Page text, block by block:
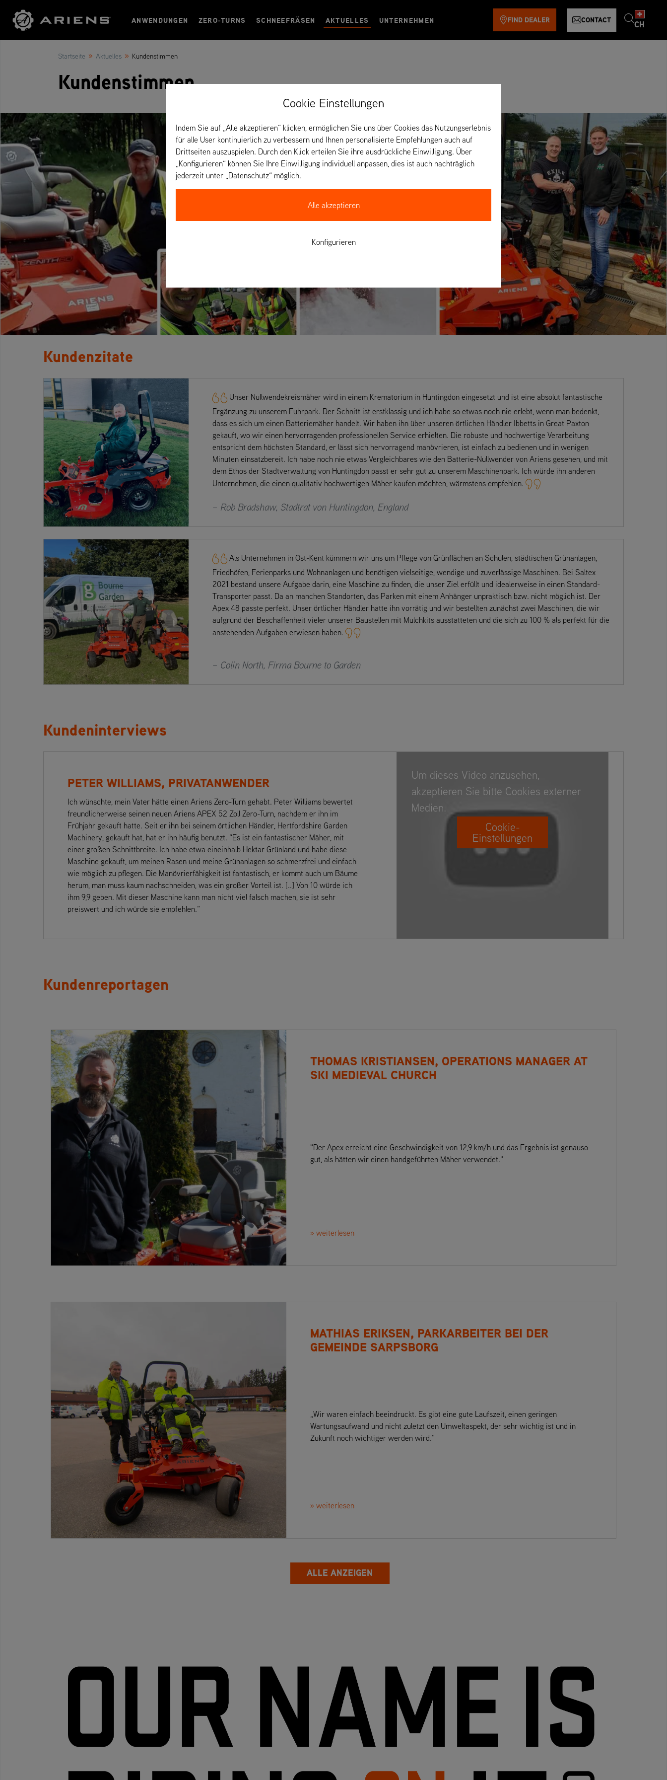
ANWENDUNGEN ZERO-TURNS SCHNEEFRÄSEN AKTUELLES UNTERNEHMEN FIND DEALER CONTACT CH
Startseite » Aktuelles » Kundenstimmen
Kundenstimmen
Kundenzitate
Unser Nullwendekreismäher wird in einem Krematorium in Huntingdon eingesetzt und ist eine absolut fantastische
Ergänzung zu unserem Fuhrpark. Der Schnitt ist erstklassig und ich habe so etwas noch nie erlebt, wenn man bedenkt,
dass es sich um einen Batteriemäher handelt. Wir haben ihn über unseren örtlichen Händler Ibbetts in Great Paxton
gekauft, wo wir einen hervorragenden professionellen Service erhielten. Die robuste und hochwertige Verarbeitung
entspricht dem höchsten Standard, er lässt sich hervorragend manövrieren, ist einfach zu bedienen und in wenigen
Minuten einsatzbereit. Ich habe noch nie etwas Vergleichbares wie den Batterie-Nullwender von Ariens gesehen, und mit
dem Ethos der Stadtverwaltung von Huntingdon passt er sehr gut zu unserem Maschinenpark. Ich würde ihn anderen
Unternehmen, die einen qualitativ hochwertigen Mäher kaufen möchten, wärmstens empfehlen.
– Rob Bradshaw, Stadtrat von Huntingdon, England
Als Unternehmen in Ost-Kent kümmern wir uns um Pflege von Grünflächen an Schulen, städtischen Grünanlagen,
Friedhöfen, Ferienparks und Wohnanlagen und benötigen vielseitige, wendige und zuverlässige Maschinen. Bei Saltex
2021 bestand unsere Aufgabe darin, eine Maschine zu finden, die unser Ziel erfüllt und idealerweise in einen Standard-
Transporter passt. Da an manchen Standorten, das Parken mit einem Anhänger unpraktisch bzw. nicht möglich ist. Der
Apex 48 passte perfekt. Unser örtlicher Händler hatte ihn vorrätig und wir bestellten zunächst zwei Maschinen, die wir
aufgrund der Beschaffenheit vieler unserer Baustellen mit Mulchkits ausstatteten und die sich zu 100 % als perfekt für die
anstehenden Aufgaben erwiesen haben.
– Colin North, Firma Bourne to Garden
Kundeninterviews
Um dieses Video anzusehen,
akzeptieren Sie bitte Cookies externer
Medien.
Cookie-
Einstellungen
PETER WILLIAMS, PRIVATANWENDER
Ich wünschte, mein Vater hätte einen Ariens Zero-Turn gehabt. Peter Williams bewertet
freundlicherweise seinen neuen Ariens APEX 52 Zoll Zero-Turn, nachdem er ihn im
Frühjahr gekauft hatte. Seit er ihn bei seinem örtlichen Händler, Hertfordshire Garden
Machinery, gekauft hat, hat er ihn häufig benutzt. “Es ist ein fantastischer Mäher, mit
einer großen Schnittbreite. Ich habe etwa eineinhalb Hektar Grünland und habe diese
Maschine gekauft, um meinen Rasen und meine Grünanlagen so schmerzfrei und einfach
wie möglich zu pflegen. Die Manövrierfähigkeit ist fantastisch, er kommt auch um Bäume
herum, man muss kaum nachschneiden, was ein großer Vorteil ist. [..] Von 10 würde ich
ihm 9,9 geben. Mit dieser Maschine kann man nicht viel falsch machen, sie ist sehr
preiswert und ich würde sie empfehlen.“
Kundenreportagen
THOMAS KRISTIANSEN, OPERATIONS MANAGER AT
SKI MEDIEVAL CHURCH
"Der Apex erreicht eine Geschwindigkeit von 12,9 km/h und das Ergebnis ist genauso
gut, als hätten wir einen handgeführten Mäher verwendet."
» weiterlesen
MATHIAS ERIKSEN, PARKARBEITER BEI DER
GEMEINDE SARPSBORG
„Wir waren einfach beeindruckt. Es gibt eine gute Laufszeit, einen geringen
Wartungsaufwand und nicht zuletzt den Umweltaspekt, der sehr wichtig ist und in
Zukunft noch wichtiger werden wird.“
» weiterlesen
ALLE ANZEIGEN
Cookie Einstellungen
Indem Sie auf „Alle akzeptieren“ klicken, ermöglichen Sie uns über Cookies das Nutzungserlebnis
für alle User kontinuierlich zu verbessern und Ihnen personalisierte Empfehlungen auch auf
Drittseiten auszuspielen. Durch den Klick erteilen Sie ihre ausdrückliche Einwilligung. Über
„Konfigurieren“ können Sie Ihre Einwilligung individuell anpassen, dies ist auch nachträglich
jederzeit unter „Datenschutz“ möglich.
Alle akzeptieren
Konfigurieren